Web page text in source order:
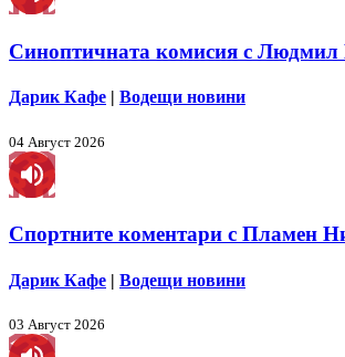
Синоптичната комисия с
Дарик Кафе | Водещи новини
04 Август 2026
Спортните коментари с Пламен
Дарик Кафе | Водещи новини
03 Август 2026